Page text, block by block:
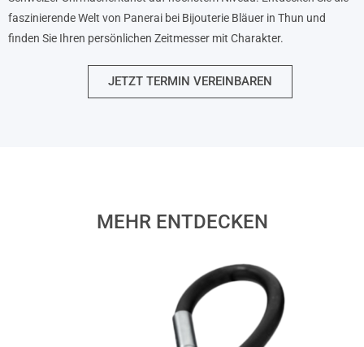
faszinierende Welt von Panerai bei Bijouterie Bläuer in Thun und
finden Sie Ihren persönlichen Zeitmesser mit Charakter.
JETZT TERMIN VEREINBAREN
MEHR ENTDECKEN